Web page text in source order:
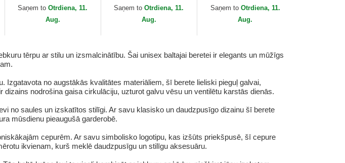
Saņem toOtrdiena, 11.
Aug.
Saņem toOtrdiena, 11.
Aug.
Saņem to Otrdiena, 11.
Aug.
tērpu ar stilu un izsmalcinātību. Šai unisex baltajai beretei ir elegants un mūžīgs
no augstākās kvalitātes materiāliem, šī berete lieliski pieguļ galvai,
nodrošina gaisa cirkulāciju, uzturot galvu vēsu un ventilētu karstās dienās.
no saules un izskatītos stilīgi. Ar savu klasisko un daudzpusīgo dizainu šī berete
mūsdienu pieaugušā garderobē.
cepurēm. Ar savu simbolisko logotipu, kas izšūts priekšpusē, šī cepure
ikvienam, kurš meklē daudzpusīgu un stilīgu aksesuāru.